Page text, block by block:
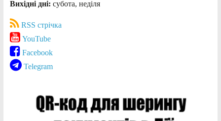
Вихідні дні: субота, неділя
RSS стрічка
YouTube
Facebook
Telegram